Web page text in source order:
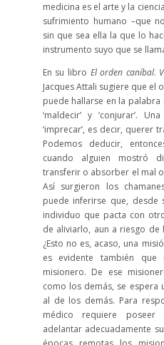
medicina es el arte y la
sufrimiento humano –que
sin que sea ella la que lo
instrumento suyo que se
En su libro El orden caníbal.
Jacques Attali sugiere que el
puede hallarse en la
‘maldecir’ y ‘conjurar’.
‘imprecar’, es decir, querer
Podemos deducir,
cuando alguien mostró
transferir o absorber el mal
Así surgieron los
puede inferirse que, desde
individuo que pacta con
de aliviarlo, aun a riesgo de
¿Esto no es, acaso, una
es evidente también
misionero. De ese
como los demás, se
al de los demás. Para
médico requiere poseer
adelantar adecuadamente